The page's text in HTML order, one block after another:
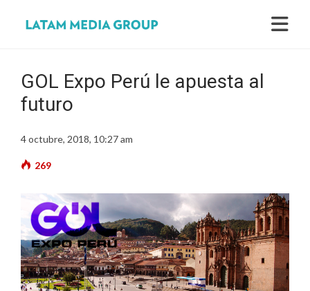
GOL Expo Perú le apuesta al
futuro
4 octubre, 2018, 10:27 am
269